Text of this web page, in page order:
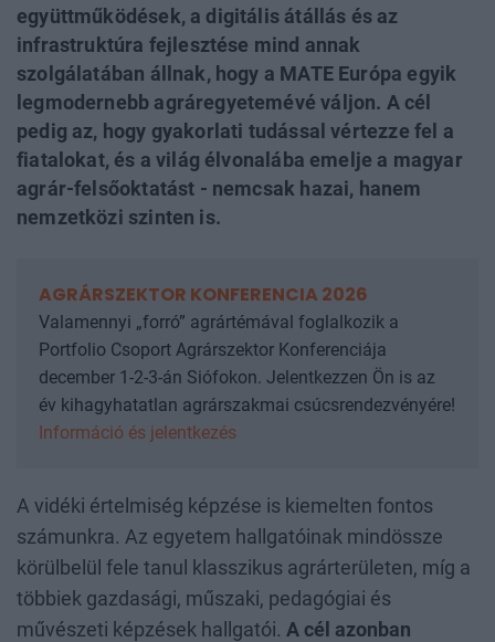
együttműködések, a digitális átállás és az
infrastruktúra fejlesztése mind annak
szolgálatában állnak, hogy a MATE Európa egyik
legmodernebb agráregyetemévé váljon. A cél
pedig az, hogy gyakorlati tudással vértezze fel a
fiatalokat, és a világ élvonalába emelje a magyar
agrár-felsőoktatást - nemcsak hazai, hanem
nemzetközi szinten is.
AGRÁRSZEKTOR KONFERENCIA 2026
Valamennyi „forró” agrártémával foglalkozik a
Portfolio Csoport Agrárszektor Konferenciája
december 1-2-3-án Siófokon. Jelentkezzen Ön is az
év kihagyhatatlan agrárszakmai csúcsrendezvényére!
Információ és jelentkezés
A vidéki értelmiség képzése is kiemelten fontos
számunkra. Az egyetem hallgatóinak mindössze
körülbelül fele tanul klasszikus agrárterületen, míg a
többiek gazdasági, műszaki, pedagógiai és
művészeti képzések hallgatói. A cél azonban